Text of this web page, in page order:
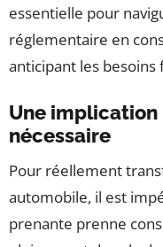
essentielle pour
réglementaire en
anticipant les
Une
nécessaire
Pour réellement
automobile, il est
prenante prenne